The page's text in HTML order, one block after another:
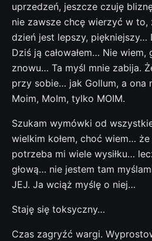
uprzedzeń, jeszcze czuję
nie zawsze chcę wierzyć w
dzień jest lepszy, piękniejszy…
Dziś ją całowałem… Nie
znowu… Ta myśl mnie zabija.
przy sobie… jak Gollum, a ona
Moim, MoIm, tylko MOIM.
Szukam wymówki od
wielkim kołem, choć wiem…
potrzeba mi wiele wysiłku…
głową… nie jestem tam
JEJ. Ja wciąż myślę o niej…
Staję się toksyczny…
Czas zagryźć wargi.